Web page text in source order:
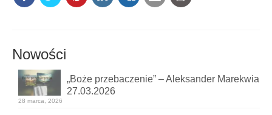
Nowości
„Boże przebaczenie” – Aleksander Marekwia
27.03.2026
28 marca, 2026